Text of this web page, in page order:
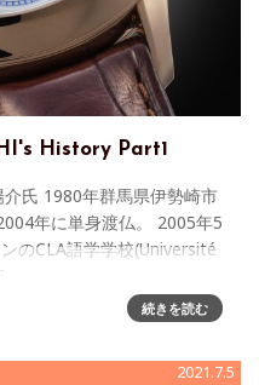
History Part1
介氏 1980年群馬県伊勢崎市
年に単身渡仏。 2005年5
のCLA語学学校(Université
続きを読む
2021.7.5